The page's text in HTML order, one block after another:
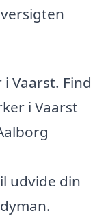
Vaarst. Find
i Vaarst
udvide din